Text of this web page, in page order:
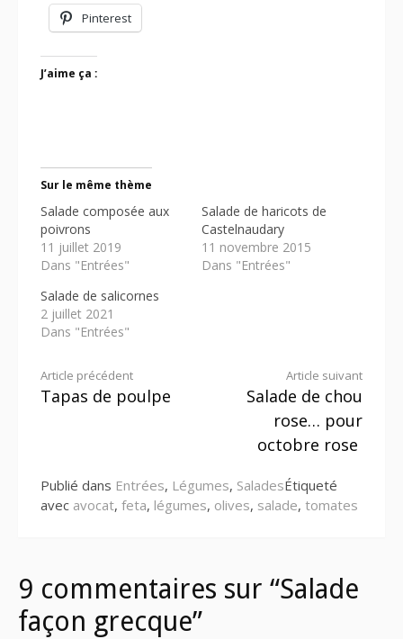
Pinterest
J’aime ça :
Sur le même thème
Salade composée aux
poivrons
11 juillet 2019
Dans "Entrées"
Salade de haricots de
Castelnaudary
11 novembre 2015
Dans "Entrées"
Salade de salicornes
2 juillet 2021
Dans "Entrées"
Lire
Article précédent
Tapas de poulpe
Article suivant
Salade de chou
rose… pour
octobre rose
Publié dans Entrées, Légumes, SaladesÉtiqueté
avec avocat, feta, légumes, olives, salade, tomates
9 commentaires sur “Salade
façon grecque”